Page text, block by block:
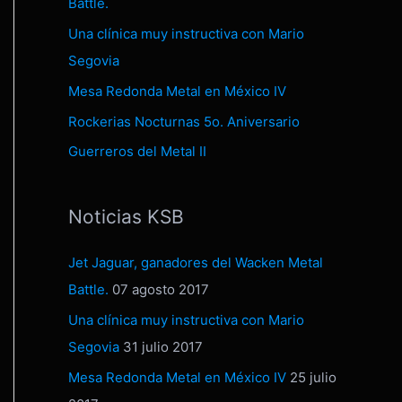
Battle.
Una clínica muy instructiva con Mario
Segovia
Mesa Redonda Metal en México IV
Rockerias Nocturnas 5o. Aniversario
Guerreros del Metal II
Noticias KSB
Jet Jaguar, ganadores del Wacken Metal
Battle. 07 agosto 2017
Una clínica muy instructiva con Mario
Segovia 31 julio 2017
Mesa Redonda Metal en México IV 25 julio